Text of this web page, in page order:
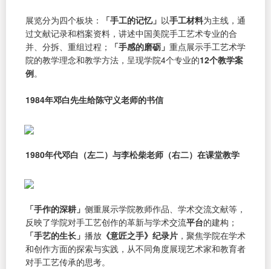
展览分为四个板块： 「手工的记忆」 以手工材料为主线，通
过文献记录和档案资料，讲述中国美院手工艺术专业的合
并、分拆、重组过程；
「手感的磨砺」 重点展示手工艺术学
院的教学理念和教学方法，呈现学院4个专业的12个教学案
例。
1984年邓白先生给陈守义老师的书信
1980年代邓白（左二）与李松柴老师（右二）在课堂教学
「手作的深耕」 侧重展示学院教师作品、学术交流文献等，
反映了学院对手工艺创作的革新与学术交流平台的建构；
「手艺的生长」 播放 《意匠之手》纪录片 ，聚焦学院在学术
和创作方面的探索与实践，从不同角度展现艺术家和教育者
对手工艺传承的思考。